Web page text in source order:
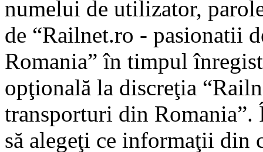
numelui de utilizator,
de “Railnet.ro - pasionatii
Romania” în timpul
opţională la discreţia
transporturi din Romania”.
să alegeţi ce informaţii din